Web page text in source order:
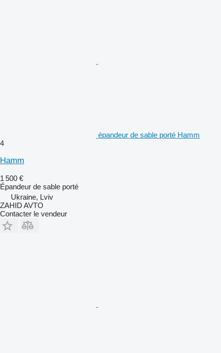
épandeur de sable porté Hamm
4
Hamm
1 500 €
Épandeur de sable porté
Ukraine, Lviv
ZAHID AVTO
Contacter le vendeur